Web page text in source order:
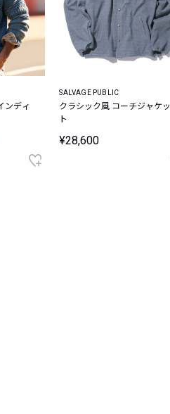
ンディ
SALVAGE PUBLIC
クラシック風 コーチジャケッ
ト
¥28,600